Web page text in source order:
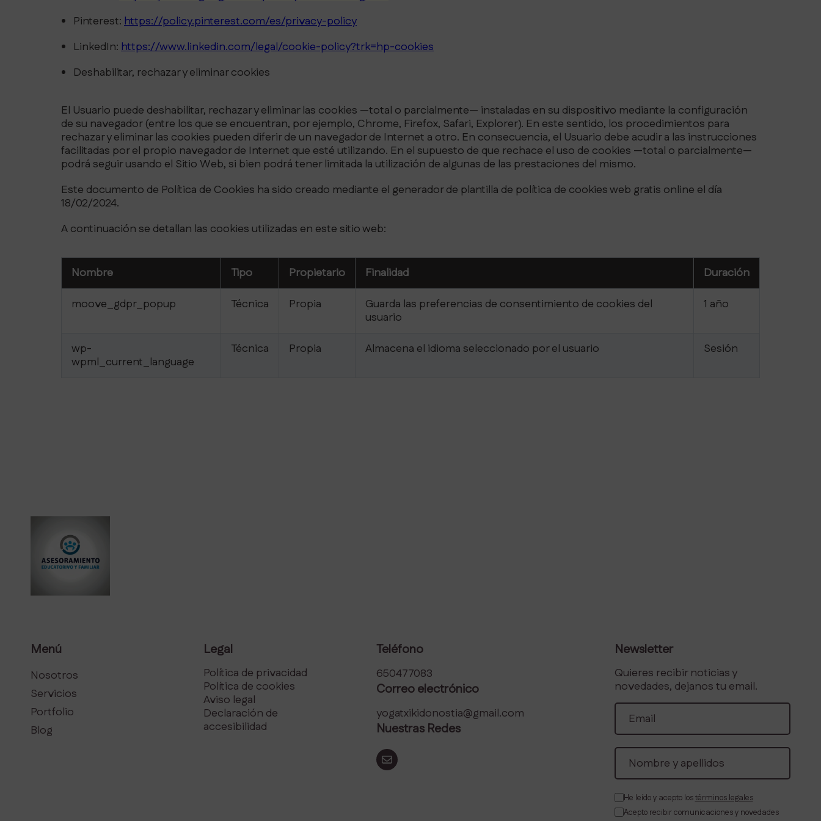
Pinterest:https://policy.pinterest.com/es/privacy-policy
LinkedIn:https://www.linkedin.com/legal/cookie-policy?trk=hp-cookies
Deshabilitar, rechazar y eliminar cookies
El Usuario puede deshabilitar, rechazar y eliminar las cookies —total o parcialmente— instaladas en su dispositivo mediante la configuración
de su navegador (entre los que se encuentran, por ejemplo, Chrome, Firefox, Safari, Explorer). En este sentido, los procedimientos para
rechazar y eliminar las cookies pueden diferir de un navegador de Internet a otro. En consecuencia, el Usuario debe acudir a las instrucciones
facilitadas por el propio navegador de Internet que esté utilizando. En el supuesto de que rechace el uso de cookies —total o parcialmente—
podrá seguir usando el Sitio Web, si bien podrá tener limitada la utilización de algunas de las prestaciones del mismo.
Este documento de Política de Cookies ha sido creado mediante el generador de plantilla de política de cookies web gratis online el día
18/02/2024.
A continuación se detallan las cookies utilizadas en este sitio web:
Nombre Tipo Propietario Finalidad
Duración
moove_gdpr_popup
Técnica Propia
Guarda las preferencias de consentimiento de cookies del
usuario
1 año
wp-
wpml_current_language
Técnica Propia Almacena el idioma seleccionado por el usuario Sesión
Menú
Nosotros
Servicios
Portfolio
Blog
Legal
Política de privacidad
Política de cookies
Aviso legal
Declaración de
accesibilidad
Teléfono
650477083
Correo electrónico
yogatxikidonostia@gmail.com
Nuestras Redes
Newsletter
Quieres recibir noticias y
novedades, dejanos tu email.
He leído y acepto lostérminos legales
Acepto recibir comunicaciones y novedades